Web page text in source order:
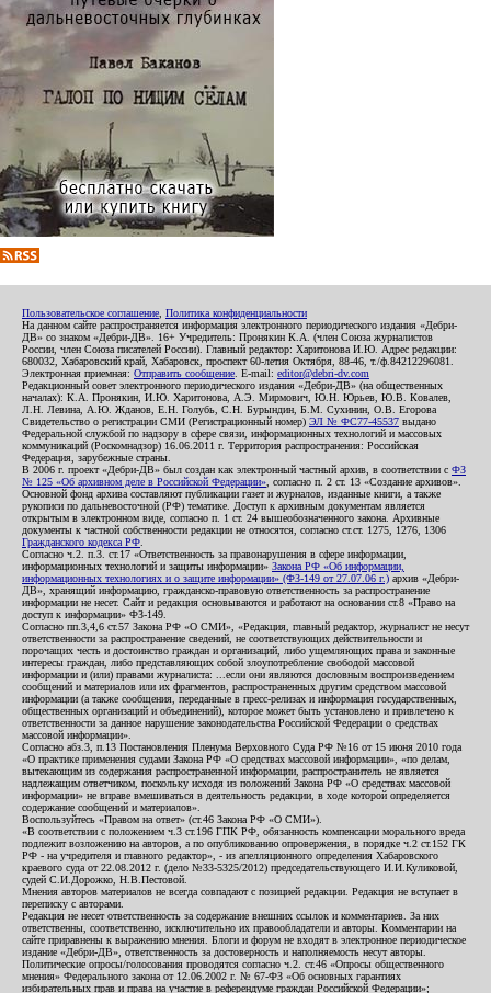
Пользовательское соглашение Политика конфиденциальности
На данном сайте распространяется информация электронного периодического издания «Дебри-
ДВ» со знаком «Дебри-ДВ». 16+ Учредитель: Пронякин К.А. (член Союза журналистов
России, член Союза писателей России). Главный редактор: Харитонова И.Ю. Адрес редакции:
680032, Хабаровский край, Хабаровск, проспект 60-летия Октября, 88-46, т./ф.84212296081.
Электронная приемная: Отправить сообщение . E-mail: editor@debri-dv.com
Редакционный совет электронного периодического издания «Дебри-ДВ» (на общественных
началах): К.А. Пронякин, И.Ю. Харитонова, А.Э. Мирмович, Ю.Н. Юрьев, Ю.В. Ковалев,
Л.Н. Левина, А.Ю. Жданов, Е.Н. Голубь, С.Н. Бурындин, Б.М. Сухинин, О.В. Егорова
Свидетельство о регистрации СМИ (Регистрационный номер) ЭЛ № ФС77-45537 выдано
Федеральной службой по надзору в сфере связи, информационных технологий и массовых
коммуникаций (Роскомнадзор) 16.06.2011 г. Территория распространения: Российская
Федерация, зарубежные страны.
В 2006 г. проект «Дебри-ДВ» был создан как электронный частный архив, в соответствии с ФЗ
№ 125 «Об архивном деле в Российской Федерации» , согласно п. 2 ст. 13 «Создание архивов».
Основной фонд архива составляют публикации газет и журналов, изданные книги, а также
рукописи по дальневосточной (РФ) тематике. Доступ к архивным документам является
открытым в электронном виде, согласно п. 1 ст. 24 вышеобозначенного закона. Архивные
документы к частной собственности редакции не относятся, согласно ст.ст. 1275, 1276, 1306
Гражданского кодекса РФ
Согласно ч.2. п.3. ст.17 «Ответственность за правонарушения в сфере информации,
информационных технологий и защиты информации» Закона РФ «Об информации,
информационных технологиях и о защите информации» (ФЗ-149 от 27.07.06 г.) архив «Дебри-
ДВ», хранящий информацию, гражданско-правовую ответственность за распространение
информации не несет. Сайт и редакция основываются и работают на основании ст.8 «Право на
доступ к информации» ФЗ-149.
Согласно пп.3,4,6 ст.57 Закона РФ «О СМИ», «Редакция, главный редактор, журналист не несут
ответственности за распространение сведений, не соответствующих действительности и
порочащих честь и достоинство граждан и организаций, либо ущемляющих права и законные
интересы граждан, либо представляющих собой злоупотребление свободой массовой
информации и (или) правами журналиста: ...если они являются дословным воспроизведением
сообщений и материалов или их фрагментов, распространенных другим средством массовой
информации (а также сообщения, переданные в пресс-релизах и информация государственных,
общественных организаций и объединений), которое может быть установлено и привлечено к
ответственности за данное нарушение законодательства Российской Федерации о средствах
массовой информации».
Согласно абз.3, п.13 Постановления Пленума Верховного Суда РФ №16 от 15 июня 2010 года
«О практике применения судами Закона РФ «О средствах массовой информации», «по делам,
вытекающим из содержания распространенной информации, распространитель не является
надлежащим ответчиком, поскольку исходя из положений Закона РФ «О средствах массовой
информации» не вправе вмешиваться в деятельность редакции, в ходе которой определяется
содержание сообщений и материалов».
Воспользуйтесь «Правом на ответ» (ст.46 Закона РФ «О СМИ»).
«В соответствии с положением ч.3 ст.196 ГПК РФ, обязанность компенсации морального вреда
подлежит возложению на авторов, а по опубликованию опровержения, в порядке ч.2 ст.152 ГК
РФ - на учредителя и главного редактор», - из апелляционного определения Хабаровского
краевого суда от 22.08.2012 г. (дело №33-5325/2012) председательствующего И.И.Куликовой,
судей С.И.Дорожко, Н.В.Пестовой.
Мнения авторов материалов не всегда совпадают с позицией редакции. Редакция не вступает в
переписку с авторами.
Редакция не несет ответственность за содержание внешних ссылок и комментариев. За них
ответственны, соответственно, исключительно их правообладатели и авторы. Комментарии на
сайте приравнены к выражению мнения. Блоги и форум не входят в электронное периодическое
издание «Дебри-ДВ», ответственность за достоверность и наполняемость несут авторы.
Политические опросы/голосования проводятся согласно ч.2. ст.46 «Опросы общественного
мнения» Федерального закона от 12.06.2002 г. № 67-ФЗ «Об основных гарантиях
избирательных прав и права на участие в референдуме граждан Российской Федерации»;